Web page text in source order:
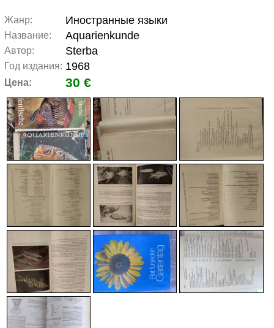
Жанр: Иностранные языки
Название: Aquarienkunde
Автор: Sterba
Год издания: 1968
Цена: 30 €